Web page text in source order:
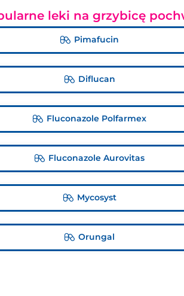
leki na grzybicę
Pimafucin
Diflucan
Fluconazole Polfarmex
Fluconazole Aurovitas
Mycosyst
Orungal